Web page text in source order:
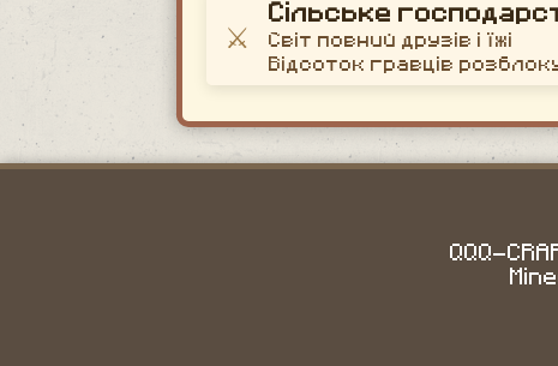
⚔️
Сільське
Світ повний друзів і їжі
Відсоток гравців
QQQ-